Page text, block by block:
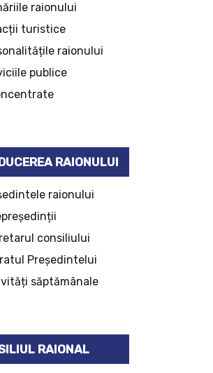
raionului
turistice
raionului
publice
RAIONULUI
raionului
consiliului
Președintelui
săptămânale
RAIONAL